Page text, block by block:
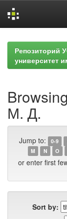
navigationРепозиторий
университет
М. Д.
Jump to: 0-9
M
N O
or enter first
Sort by: